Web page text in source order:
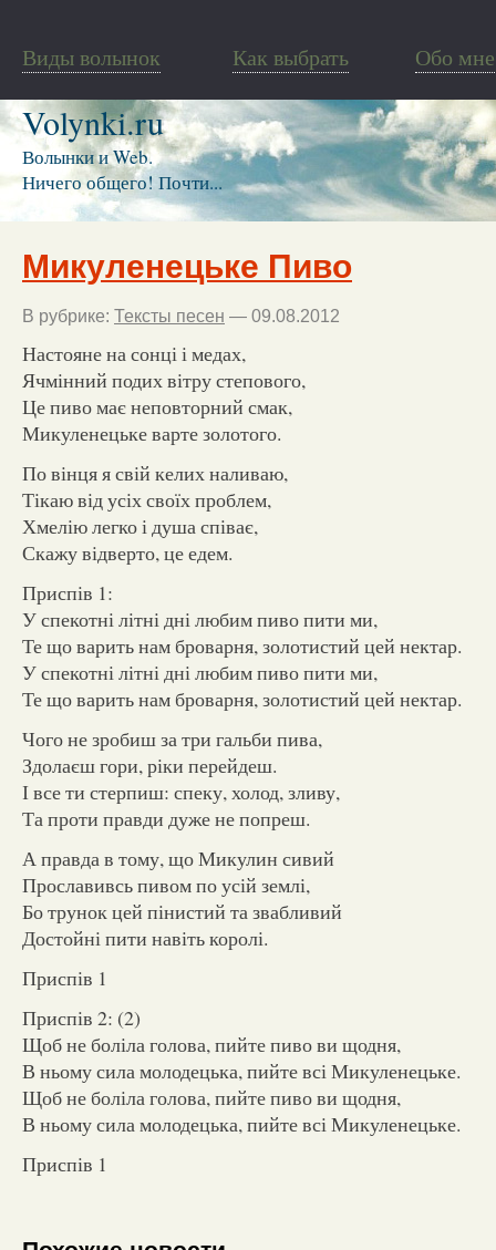
Виды волынок Как выбрать Обо мне
Volynki.ru
Волынки и Web.
Ничего общего! Почти...
Микуленецьке Пиво
В рубрике: Тексты песен — 09.08.2012
Настояне на сонці і медах,
Ячмінний подих вітру степового,
Це пиво має неповторний смак,
Микуленецьке варте золотого.
По вінця я свій келих наливаю,
Тікаю від усіх своїх проблем,
Хмелію легко і душа співає,
Скажу відверто, це едем.
Приспів 1:
У спекотні літні дні любим пиво пити ми,
Те що варить нам броварня, золотистий цей нектар.
У спекотні літні дні любим пиво пити ми,
Те що варить нам броварня, золотистий цей нектар.
Чого не зробиш за три гальби пива,
Здолаєш гори, ріки перейдеш.
І все ти стерпиш: спеку, холод, зливу,
Та проти правди дуже не попреш.
А правда в тому, що Микулин сивий
Прославивсь пивом по усій землі,
Бо трунок цей пінистий та звабливий
Достойні пити навіть королі.
Приспів 1
Приспів 2: (2)
Щоб не боліла голова, пийте пиво ви щодня,
В ньому сила молодецька, пийте всі Микуленецьке.
Щоб не боліла голова, пийте пиво ви щодня,
В ньому сила молодецька, пийте всі Микуленецьке.
Приспів 1